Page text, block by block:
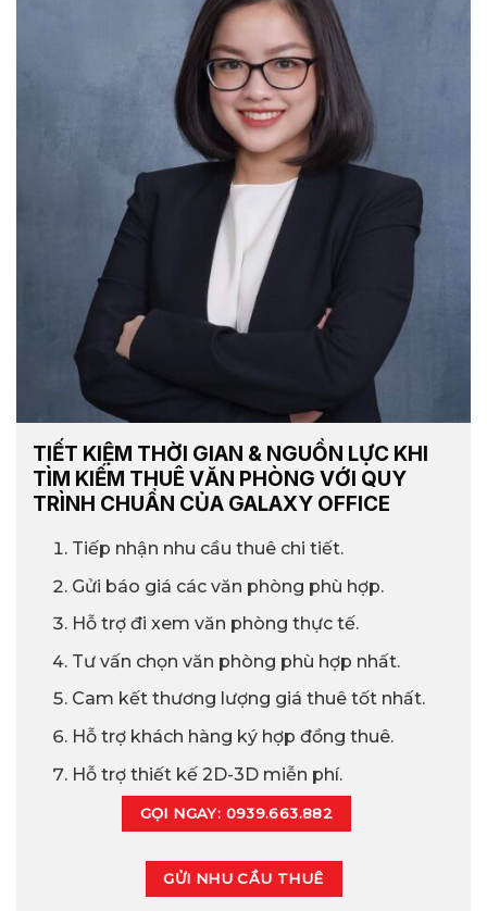
TIẾT KIỆM THỜI GIAN & NGUỒN LỰC KHI
TÌM KIẾM THUÊ VĂN PHÒNG VỚI QUY
TRÌNH CHUẨN CỦA GALAXY OFFICE
Tiếp nhận nhu cầu thuê chi tiết.
Gửi báo giá các văn phòng phù hợp.
Hỗ trợ đi xem văn phòng thực tế.
Tư vấn chọn văn phòng phù hợp nhất.
Cam kết thương lượng giá thuê tốt nhất.
Hỗ trợ khách hàng ký hợp đồng thuê.
Hỗ trợ thiết kế 2D-3D miễn phí.
GỌI NGAY: 0939.663.882
GỬI NHU CẦU THUÊ